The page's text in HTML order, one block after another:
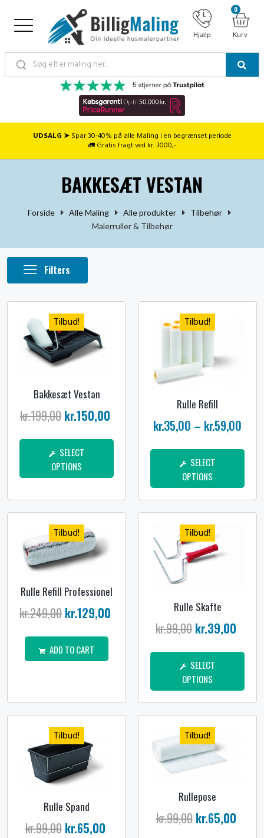
Hjælp Kurv
0
UDSALG ➤ Spar 30-40% på alle Maling i en begrænset periode
🚛 Gratis fragt ved kr. 3000,-
BAKKESÆT VESTAN
Forside Alle Maling Alle produkter
Tilbehør
Malerruller & Tilbehør
Filters
Filters
Tilbud!
Bakkesæt Vestan
kr.199,00 kr.150,00
SELECT
OPTIONS
Tilbud!
Rulle Refill
kr.35,00 – kr.59,00
SELECT
OPTIONS
Tilbud!
Rulle Refill Professionel
kr.249,00 kr.129,00
ADD TO CART
Tilbud!
Rulle Skafte
kr.99,00 kr.39,00
SELECT
OPTIONS
Tilbud!
Rulle Spand
kr.99,00 kr.65,00
Tilbud!
Rullepose
kr.99,00 kr.65,00